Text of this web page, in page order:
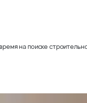
на поиске